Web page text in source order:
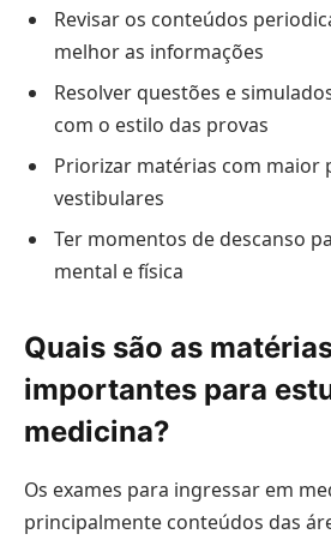
Revisar os conteúdos
melhor as informações
Resolver questões e
com o estilo das provas
Priorizar matérias com maior
vestibulares
Ter momentos de descanso
mental e física
Quais são as
importantes para
medicina?
Os exames para ingressar em
principalmente conteúdos das